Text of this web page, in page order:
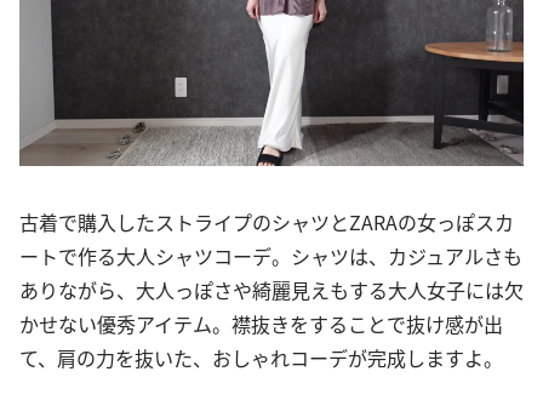
古着で購入したストライプのシャツとZARAの女っぽスカ
ートで作る大人シャツコーデ。シャツは、カジュアルさも
ありながら、大人っぽさや綺麗見えもする大人女子には欠
かせない優秀アイテム。襟抜きをすることで抜け感が出
て、肩の力を抜いた、おしゃれコーデが完成しますよ。